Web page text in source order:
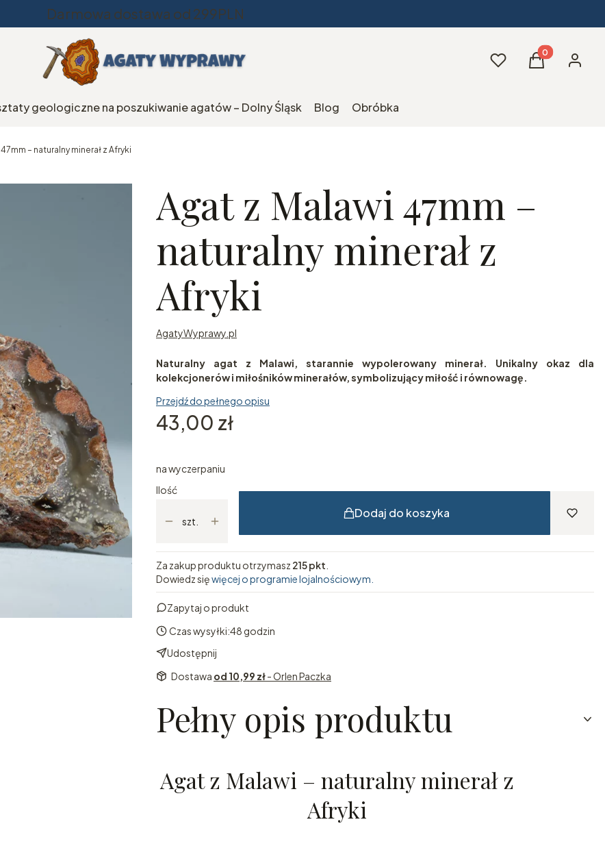
Darmowa dostawa od 299PLN
UlubioneProdukty w
Koszyk
geologiczne na poszukiwanie agatów – Dolny Śląsk Blog Obróbka
– naturalny minerał z Afryki
Agat z Malawi 47mm –
naturalny minerał z
Afryki
AgatyWyprawy.pl
Naturalny agat z Malawi, starannie wypolerowany minerał. Unikalny okaz dla
kolekcjonerów i miłośników minerałów, symbolizujący miłość i równowagę.
Przejdź do pełnego opisu
Cena
43,00 zł
na wyczerpaniu
Ilość
szt.
Dodaj do koszyka
Za zakup produktu otrzymasz 215 pkt
Dowiedz sięwięcej o programie lojalnościowym.
Zapytaj o produkt
Czas wysyłki:48 godzin
Udostępnij
Dostawa od 10,99 zł- Orlen Paczka
Pełny opis produktu
Agat z Malawi – naturalny minerał z
Afryki